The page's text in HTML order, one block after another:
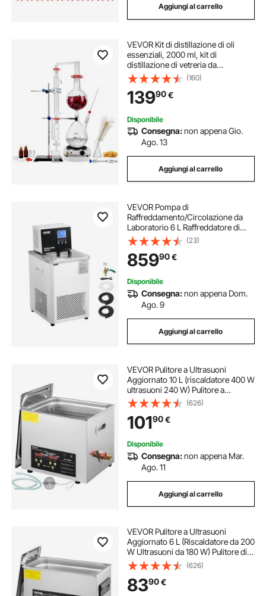
Aggiungi al carrello
VEVOR Kit di distillazione di oli
essenziali, 2000 ml, kit di
distillazione di vetreria da
laboratorio 3.3 Boro con piastra
riscaldante da 1500 W e 24, 40
giunti, set da 28 pezzi
(160)
13990€
Disponibile
Consegna:non appena Gio.
Ago. 13
Aggiungi al carrello
VEVOR Pompa di
Raffreddamento/Circolazione da
Laboratorio 6 L Raffreddatore di
Fluido di Raffreddamento -5 ℃-100
°C Pompa di Circolazione Schermo
LCD Bagnomaria Raffreddamento
ad Acqua Circolante
(23)
85990€
Disponibile
Consegna:non appena Dom.
Ago. 9
Aggiungi al carrello
VEVOR Pulitore a Ultrasuoni
Aggiornato 10 L (riscaldatore 400 W
ultrasuoni 240 W) Pulitore a
Ultrasuoni da Laboratorio Digitale
con Temporizzatore del
Riscaldatore per Pulizia di Parti di
Strumenti
(626)
10190€
Disponibile
Consegna:non appena Mar.
Ago. 11
Aggiungi al carrello
VEVOR Pulitore a Ultrasuoni
Aggiornato 6 L (Riscaldatore da 200
W Ultrasuoni da 180 W) Pulitore di
Parti a Ultrasuoni da Laboratorio
Digitale con Temporizzatore per
Pulizia di Strumenti di Gioielli
(626)
8390€